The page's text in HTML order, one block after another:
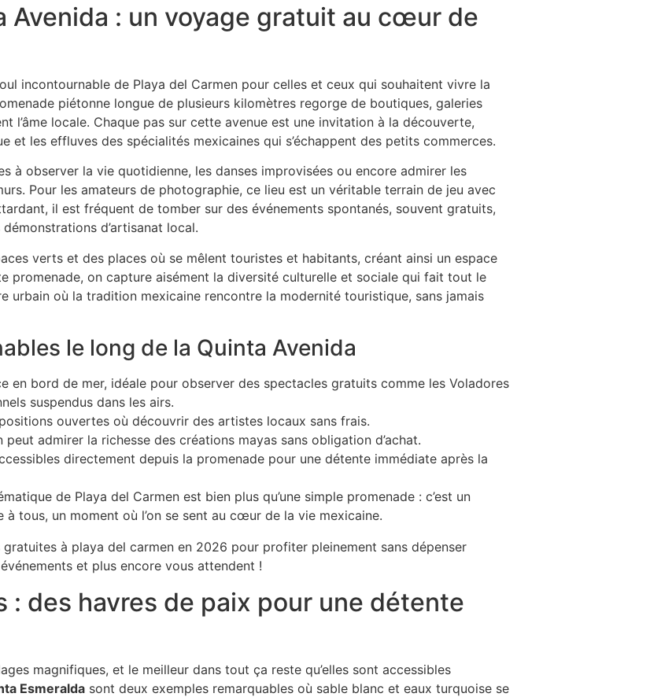
Avenida : un voyage gratuit au cœur de
incontournable de Playa del Carmen pour celles et ceux qui souhaitent vivre la
piétonne longue de plusieurs kilomètres regorge de boutiques, galeries
l’âme locale. Chaque pas sur cette avenue est une invitation à la découverte,
et les effluves des spécialités mexicaines qui s’échappent des petits commerces.
à observer la vie quotidienne, les danses improvisées ou encore admirer les
Pour les amateurs de photographie, ce lieu est un véritable terrain de jeu avec
il est fréquent de tomber sur des événements spontanés, souvent gratuits,
d’artisanat local.
verts et des places où se mêlent touristes et habitants, créant ainsi un espace
promenade, on capture aisément la diversité culturelle et sociale qui fait tout le
urbain où la tradition mexicaine rencontre la modernité touristique, sans jamais
le long de la Quinta Avenida
en bord de mer, idéale pour observer des spectacles gratuits comme les Voladores
suspendus dans les airs.
ouvertes où découvrir des artistes locaux sans frais.
peut admirer la richesse des créations mayas sans obligation d’achat.
directement depuis la promenade pour une détente immédiate après la
de Playa del Carmen est bien plus qu’une simple promenade : c’est un
tous, un moment où l’on se sent au cœur de la vie mexicaine.
: des havres de paix pour une détente
magnifiques, et le meilleur dans tout ça reste qu’elles sont accessibles
Esmeralda sont deux exemples remarquables où sable blanc et eaux turquoise se